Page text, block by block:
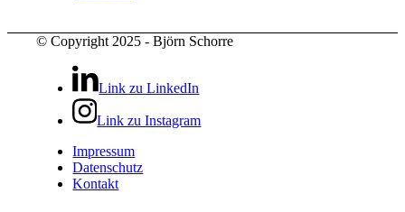
© Copyright 2025 - Björn Schorre
Link zu LinkedIn
Link zu Instagram
Impressum
Datenschutz
Kontakt